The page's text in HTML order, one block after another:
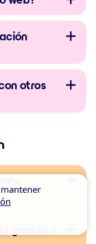
otros
grande o